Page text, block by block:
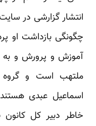
انتشار گزارشی در
چگونگی بازداشت او
آموزش و پرورش و به
ملتهب است و گروه
اسماعیل عبدی
خاطر دبیر کل